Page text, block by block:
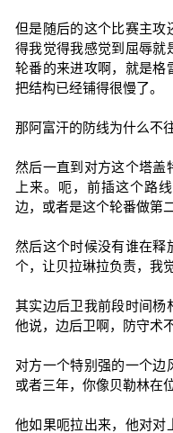
但是随后的这个比赛主攻
得我觉得我感觉到屈辱就
轮番的来进攻啊，就是格
把结构已经铺得很慢了。
那阿富汗的防线为什么不
然后一直到对方这个塔盖
上来。呃，前插这个路
边，或者是这个轮番做第
然后这个时候没有谁在释
个，让贝拉琳拉负责，我
其实边后卫我前段时间杨
他说，边后卫啊，防守术
对方一个特别强的一个边
或者三年，你像贝勒林在
他如果呃拉出来，他对对